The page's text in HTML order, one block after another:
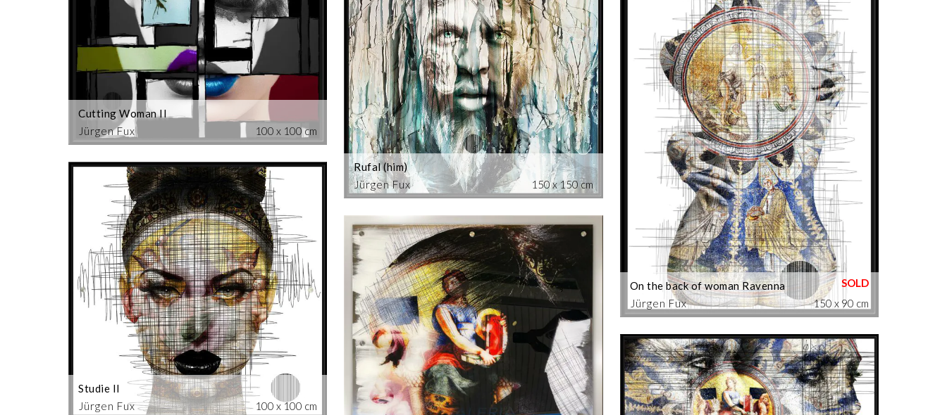
Jürgen Fux
Cutting Woman II
100 x 100 cm
Jürgen Fux
Studie II
100 x 100 cm
Jürgen Fux
Rufal (him)
150 x 150 cm
Jürgen Fux
On the back of woman Ravenna
150 x 90 cm